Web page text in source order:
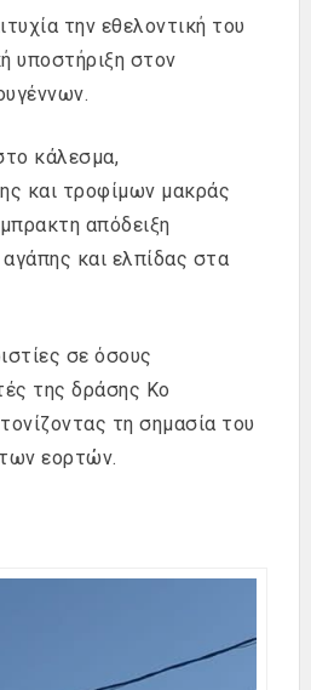
την εθελοντική του
υποστήριξη στον
κάλεσμα,
και τροφίμων μακράς
απόδειξη
και ελπίδας στα
σε όσους
της δράσης Κο
τη σημασία του
εορτών.